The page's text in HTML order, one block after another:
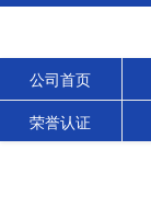
公司首页
荣誉认证